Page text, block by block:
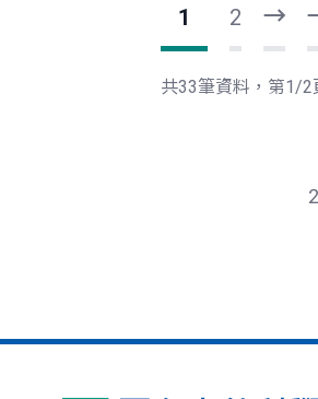
1 2
一
頁
共33筆資料，第1/2